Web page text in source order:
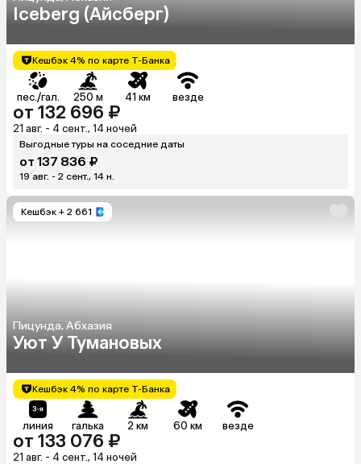
Iceberg (Айсберг)
Кешбэк 4% по карте Т-Банка
пес./гал. 250 м 41 км везде
от 132 696 ₽
21 авг. - 4 сент., 14 ночей
Выгодные туры на соседние даты
от 137 836 ₽
19 авг. - 2 сент., 14 н.
Кешбэк + 2 661
Пицунда, Абхазия
Уют У Тумановых
Кешбэк 4% по карте Т-Банка
линия галька 2 км 60 км везде
от 133 076 ₽
21 авг. - 4 сент., 14 ночей